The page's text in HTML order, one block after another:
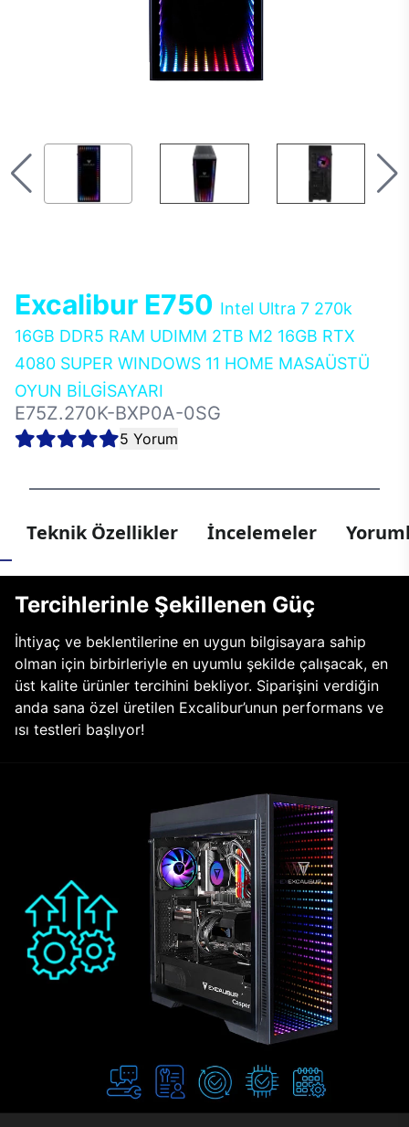
Excalibur E750 Intel Ultra 7 270k
16GB DDR5 RAM UDIMM 2TB M2 16GB RTX
4080 SUPER WINDOWS 11 HOME MASAÜSTÜ
OYUN BİLGİSAYARI
E75Z.270K-BXP0A-0SG
5 Yorum
Teknik Özellikler İncelemeler
Tercihlerinle Şekillenen Güç
İhtiyaç ve beklentilerine en uygun bilgisayara sahip
olman için birbirleriyle en uyumlu şekilde çalışacak, en
üst kalite ürünler tercihini bekliyor. Siparişini verdiğin
anda sana özel üretilen Excalibur’unun performans ve
ısı testleri başlıyor!